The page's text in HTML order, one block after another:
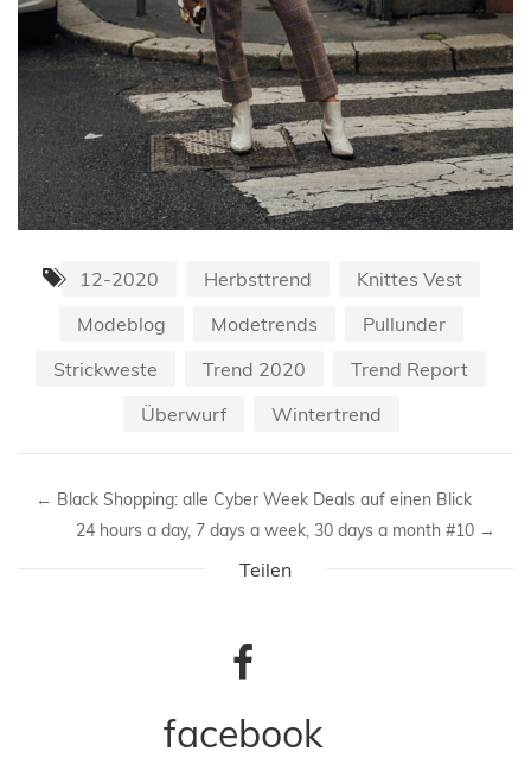
12-2020 Herbsttrend
Knittes Vest
Modeblog
Modetrends
Pullunder
Strickweste
Trend 2020
Trend Report
Überwurf
Wintertrend
← Black Shopping: alle Cyber Week Deals auf einen Blick
24 hours a day, 7 days a week, 30 days a month #10 →
Teilen
facebook